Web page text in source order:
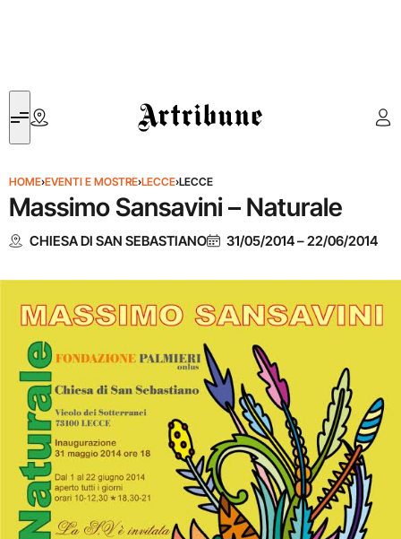
Artribune
HOME›EVENTI E MOSTRE›LECCE›LECCE
Massimo Sansavini – Naturale
CHIESA DI SAN SEBASTIANO 31/05/2014–22/06/2014